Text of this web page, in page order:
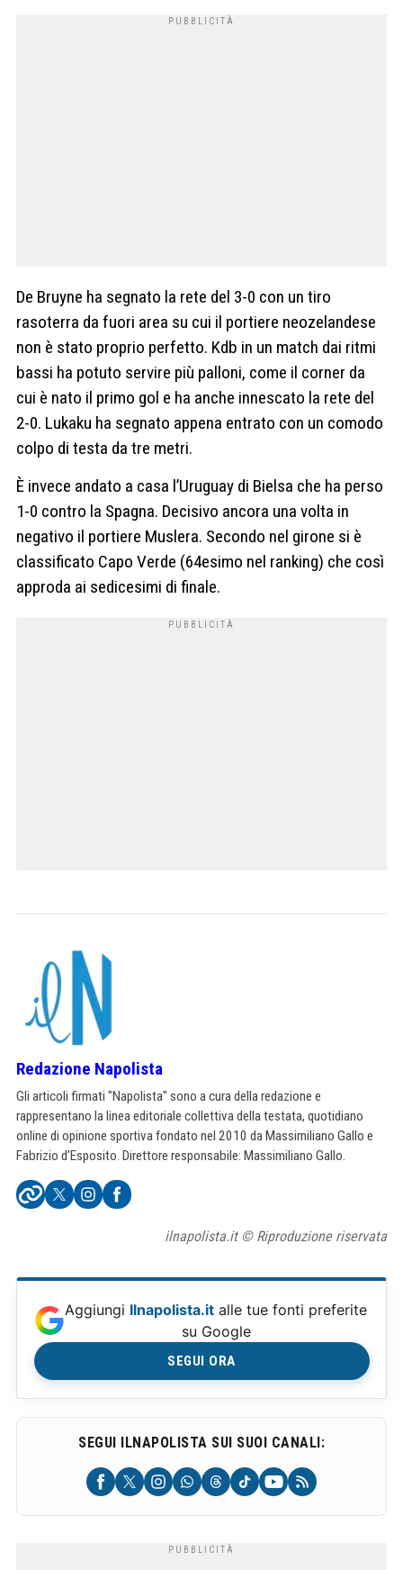
De Bruyne ha segnato la rete del 3-0 con un tiro
rasoterra da fuori area su cui il portiere neozelandese
non è stato proprio perfetto. Kdb in un match dai ritmi
bassi ha potuto servire più palloni, come il corner da
cui è nato il primo gol e ha anche innescato la rete del
2-0. Lukaku ha segnato appena entrato con un comodo
colpo di testa da tre metri.
È invece andato a casa l’Uruguay di Bielsa che ha perso
1-0 contro la Spagna. Decisivo ancora una volta in
negativo il portiere Muslera. Secondo nel girone si è
classificato Capo Verde (64esimo nel ranking) che così
approda ai sedicesimi di finale.
Redazione Napolista
Gli articoli firmati "Napolista" sono a cura della redazione e
rappresentano la linea editoriale collettiva della testata, quotidiano
online di opinione sportiva fondato nel 2010 da Massimiliano Gallo e
Fabrizio d'Esposito. Direttore responsabile: Massimiliano Gallo.
ilnapolista.it © Riproduzione riservata
Aggiungi Ilnapolista.it alle tue fonti preferite
su Google
SEGUI ORA
SEGUI ILNAPOLISTA SUI SUOI CANALI: